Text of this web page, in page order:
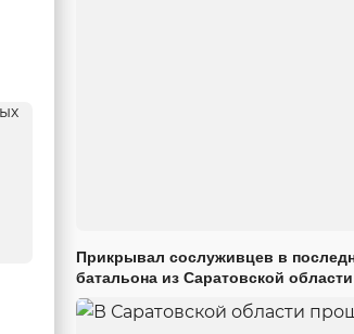
Прикрывал сослуживцев в
батальона из Саратовской области